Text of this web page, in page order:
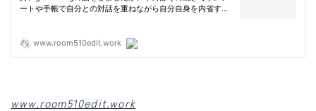
www.room510edit.work